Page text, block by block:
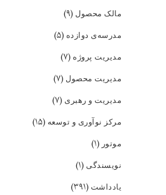
مالک محصول (۹)
مدرسه‌ی دوازده (۵)
مدیریت پروژه (۷)
مدیریت محصول (۷)
مدیریت و رهبری (۷)
مرکز نوآوری و توسعه (۱۵)
موتور (۱)
نویسندگی (۱)
یادداشت (۳۹۱)